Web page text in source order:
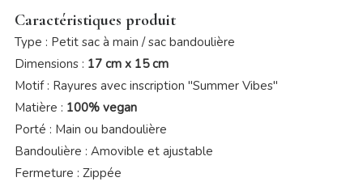
Caractéristiques produit
Type : Petit sac à main / sac bandoulière
Dimensions : 17 cm x 15 cm
Motif : Rayures avec inscription "Summer Vibes"
Matière : 100% vegan
Porté : Main ou bandoulière
Bandoulière : Amovible et ajustable
Fermeture : Zippée